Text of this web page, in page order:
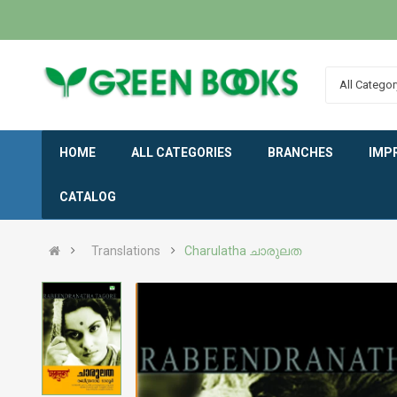
All
HOME ALL CATEGORIES BRANCHES
CATALOG
Translations Charulatha ചാരുലത